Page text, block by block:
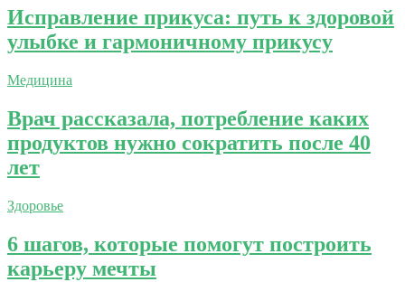
Исправление прикуса: путь к здоровой
улыбке и гармоничному прикусу
Медицина
Врач рассказала, потребление каких
продуктов нужно сократить после 40
лет
Здоровье
6 шагов, которые помогут построить
карьеру мечты